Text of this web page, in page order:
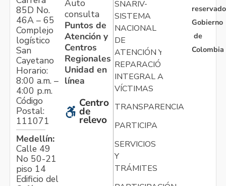
85D No.
46A – 65
Complejo
logístico
San
Cayetano
Horario:
8:00 a.m. –
4:00 p.m.
Código
Postal:
111071
Medellín:
Calle 49
No 50-21
piso 14
Edificio del
Auto
consulta
Puntos de
Atención y
Centros
Regionales
Unidad en
línea
Centro
de
relevo
SNARIV-
SISTEMA
NACIONAL
DE
ATENCIÓN Y
REPARACIÓN
INTEGRAL A
VÍCTIMAS
TRANSPARENCIA
PARTICIPA
SERVICIOS
Y
TRÁMITES
Gobierno
de
Colombia